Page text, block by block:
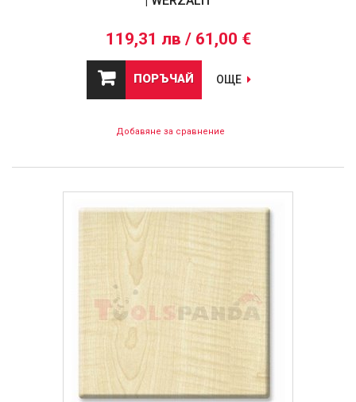
119,31 лв / 61,00 €
ПОРЪЧАЙ ОЩЕ
Добавяне за сравнение